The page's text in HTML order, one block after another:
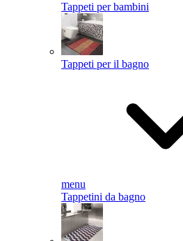
Tappeti per bambini
Tappeti per il bagno
menu
Tappetini da bagno